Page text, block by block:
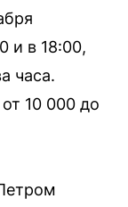
и в 18:00,
часа.
10 000 до